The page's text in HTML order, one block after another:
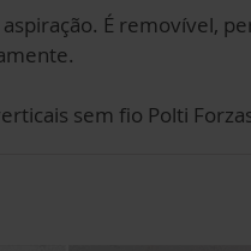
É removível,
sem fio Polti